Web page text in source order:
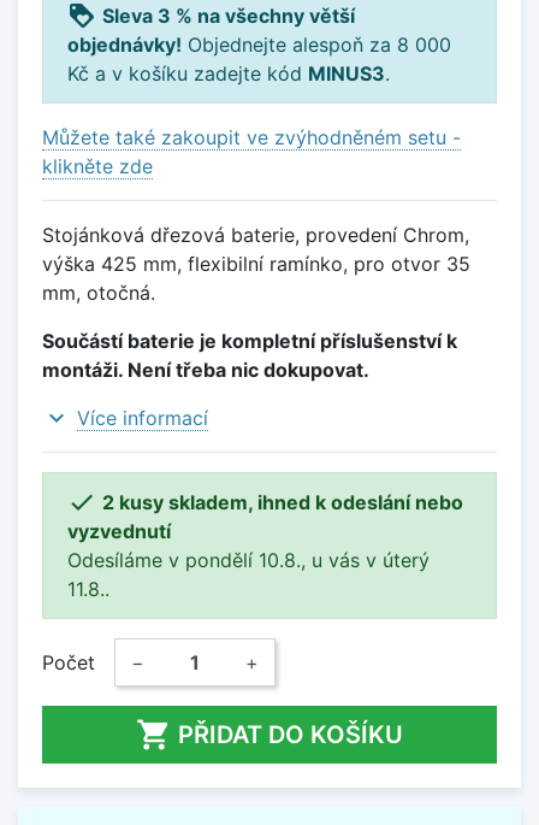
loyalty Sleva 3 % na všechny větší
objednávky! Objednejte alespoň za 8 000
Kč a v košíku zadejte kód MINUS3.
Můžete také zakoupit ve zvýhodněném setu -
klikněte zde
Stojánková dřezová baterie, provedení Chrom,
výška 425 mm, flexibilní ramínko, pro otvor 35
mm, otočná.
Součástí baterie je kompletní příslušenství k
montáži. Není třeba nic dokupovat.
expand_more Více informací
 2 kusy skladem, ihned k odeslání nebo
vyzvednutí
Odesíláme v pondělí 10.8., u vás v úterý
11.8..
Počet − +
 PŘIDAT DO KOŠÍKU